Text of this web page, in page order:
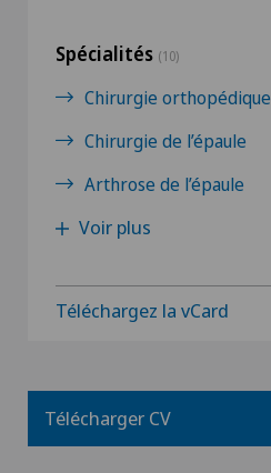
Spécialités (10)
Chirurgie orthopédique
Chirurgie de l’épaule
Arthrose de l’épaule
Voir plus
Téléchargez la vCard
Télécharger CV